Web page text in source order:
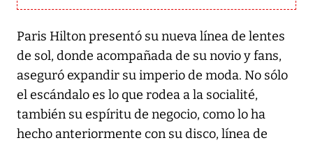
Paris Hilton presentó su nueva línea de lentes
de sol, donde acompañada de su novio y fans,
aseguró expandir su imperio de moda. No sólo
el escándalo es lo que rodea a la socialité,
también su espíritu de negocio, como lo ha
hecho anteriormente con su disco, línea de